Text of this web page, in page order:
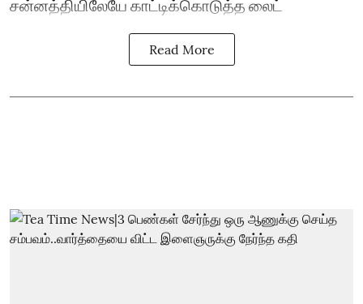
சன்னத்தியிலேயே காட்டிக்கொடுத்த லைட்
Read More